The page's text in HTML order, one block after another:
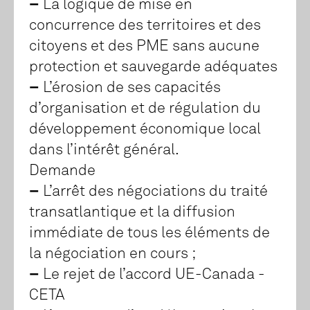
– La logique de mise en
concurrence des territoires et des
citoyens et des PME sans aucune
protection et sauvegarde adéquates
– L’érosion de ses capacités
d’organisation et de régulation du
développement économique local
dans l’intérêt général.
Demande
– L’arrêt des négociations du traité
transatlantique et la diffusion
immédiate de tous les éléments de
la négociation en cours ;
– Le rejet de l’accord UE-Canada -
CETA